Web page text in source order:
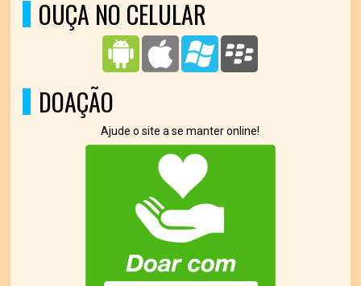
OUÇA NO CELULAR
DOAÇÃO
Ajude o site a se manter online!